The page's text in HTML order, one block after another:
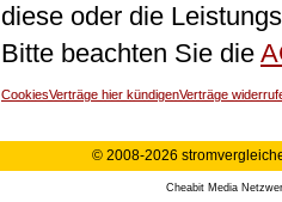
diese oder die
Bitte beachten Sie die
CookiesVerträge hier kündigenVerträge
© 2008-2026
Cheabit Media